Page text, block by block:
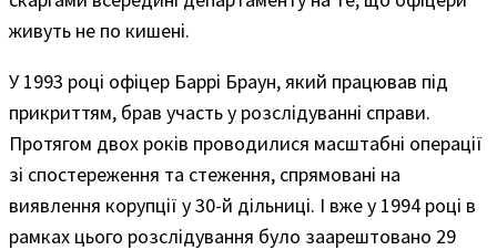
живуть не по кишені.
У 1993 році офіцер Баррі Браун, який працював під
прикриттям, брав участь у розслідуванні справи.
Протягом двох років проводилися масштабні операції
зі спостереження та стеження, спрямовані на
виявлення корупції у 30-й дільниці. І вже у 1994 році в
рамках цього розслідування було заарештовано 29